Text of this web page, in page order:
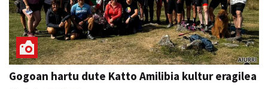
Gogoan hartu dute Katto Amilibia kultur eragilea